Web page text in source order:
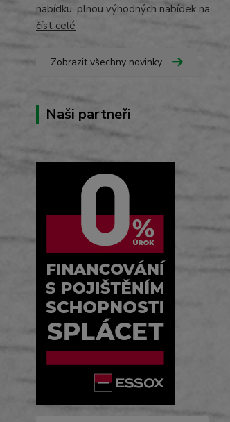
nabídku, plnou výhodných nabídek na ...
číst celé
Zobrazit všechny novinky
Naši partneři